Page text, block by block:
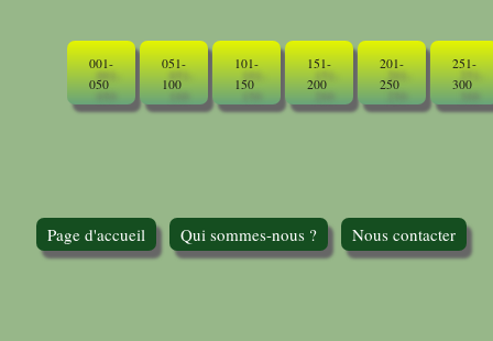
001-
050
051-
100
101-
150
151-
200
201-
250
251-
300
Page d'accueil Qui sommes-nous ? Nous contacter